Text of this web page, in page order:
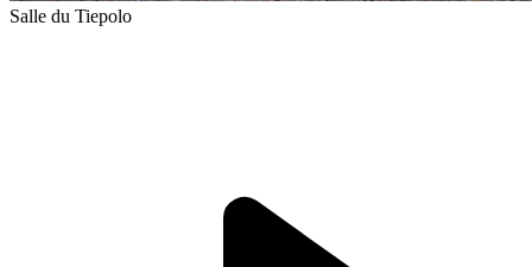
Salle du Tiepolo